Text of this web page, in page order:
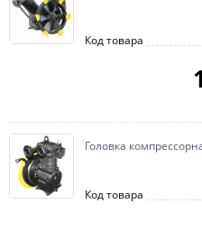
Код товара
Головка
Код товара